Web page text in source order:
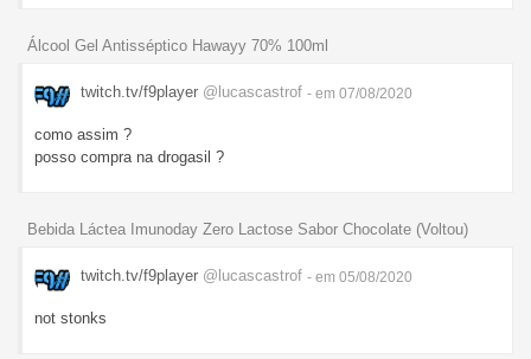
Álcool Gel Antisséptico Hawayy 70% 100ml
twitch.tv/f9player @lucascastrof - em 07/08/2020
como assim ?
posso compra na drogasil ?
Bebida Láctea Imunoday Zero Lactose Sabor Chocolate (Voltou)
twitch.tv/f9player @lucascastrof - em 05/08/2020
not stonks